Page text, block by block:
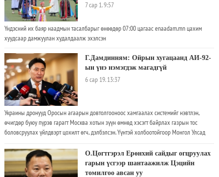
7 сар 1. 9:57
Үндэсний их баяр наадмын тасалбарыг өнөөдөр 07:00 цагаас enaadam.mn цахим
хуудсаар дамжуулан худалдаалж эхэлсэн
Г.Дамдинням: Ойрын хугацаанд АИ-92-
ын үнэ нэмэгдэж магадгүй
6 сар 19. 13:37
Украины дронууд Оросын агаарын довтолгооноос хамгаалах системийг нэвтлэн,
өчигдөр буюу пүрэв гарагт Москва хотын зүүн өмнөд хэсэгт байрлах газрын тос
боловсруулах үйлдвэрт цохилт өгч, дэлбэлсэн. Үүнтэй холбоотойгоор Монгол Улсад
Г.Дамдиннямаас тодрууллаа. Тэрээр "Ангарскийн үйлдвэрт дэлбэрэлт болсон гэх
мэдээлэл одоогоор бидэнд ирээгүй байна
О.Цогтгэрэл Ерөнхий сайдыг огцруулах
гарын үсгээр шантаажилж Цэцийн
томилгоо авсан уу